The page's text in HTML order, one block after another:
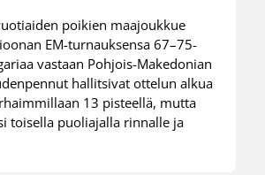
poikien maajoukkue
EM-turnauksensa 67–75-
vastaan Pohjois-Makedonian
hallitsivat ottelun alkua
13 pisteellä, mutta
toisella puoliajalla rinnalle ja